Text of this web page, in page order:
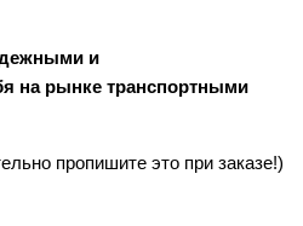
и
на рынке транспортными
пропишите это при заказе!)